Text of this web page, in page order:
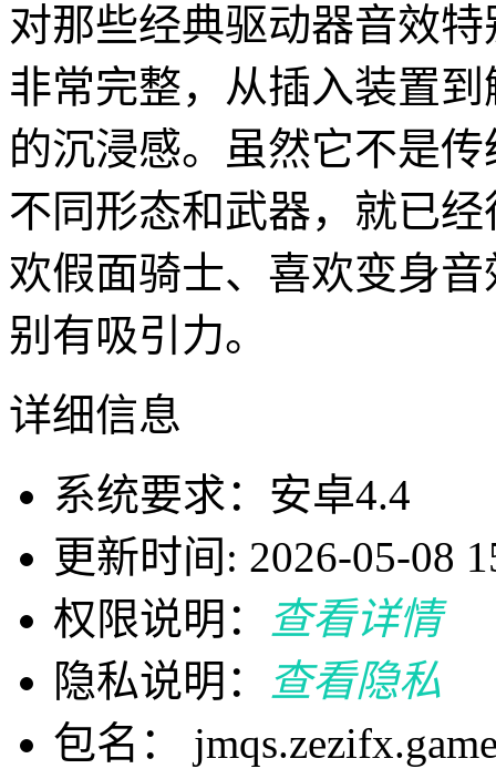
对那些经典驱动器音效
非常完整，从插入装置
的沉浸感。虽然它不是
不同形态和武器，就已
欢假面骑士、喜欢变身
别有吸引力。
详细信息
系统要求：安卓4.4
更新时间: 2026-05-08
权限说明：
查看详情
隐私说明：
查看隐私
包名：